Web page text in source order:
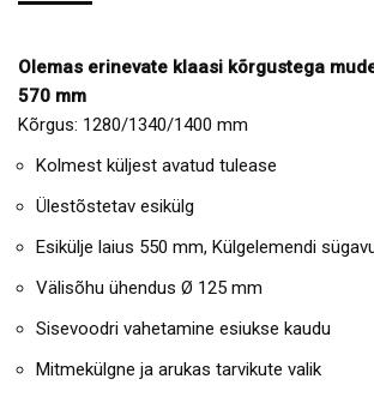
Olemas erinevate klaasi kõrgustega
570 mm
Kõrgus: 1280/1340/1400 mm
Kolmest küljest avatud tulease
Ülestõstetav esikülg
Esikülje laius 550 mm, Külgelemendi
Välisõhu ühendus Ø 125 mm
Sisevoodri vahetamine esiukse kaudu
Mitmekülgne ja arukas tarvikute valik